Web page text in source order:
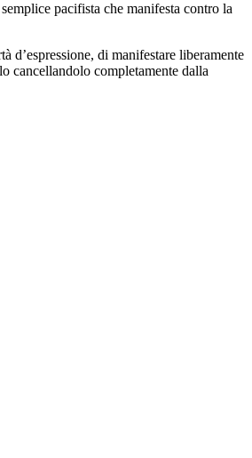
pacifista che manifesta contro la
d’espressione, di manifestare liberamente
cancellandolo completamente dalla